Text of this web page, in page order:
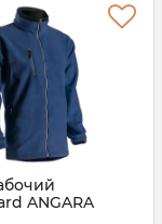
ANGARA